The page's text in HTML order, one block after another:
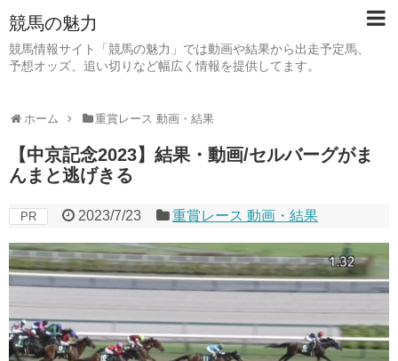
競馬の魅力
競馬情報サイト「競馬の魅力」では動画や結果から出走予定馬、
予想オッズ、追い切りなど幅広く情報を提供してます。
ホーム 重賞レース 動画・結果
【中京記念2023】結果・動画/セルバーグがま
んまと逃げきる
PR 2023/7/23 重賞レース 動画・結果